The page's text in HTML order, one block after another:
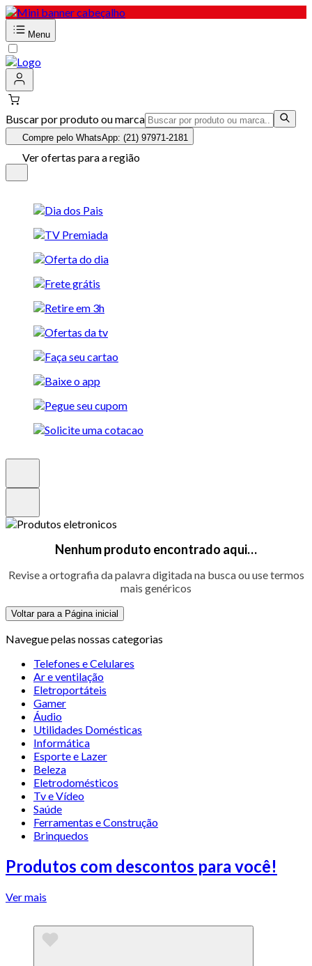
Menu
Buscar por produto ou marca
Compre pelo WhatsApp: (21) 97971-2181
Ver ofertas para a região
Nenhum produto encontrado aqui…
Revise a ortografia da palavra digitada na busca ou use termos
mais genéricos
Voltar para a Página inicial
Navegue pelas nossas categorias
Telefones e Celulares
Ar e ventilação
Eletroportáteis
Gamer
Áudio
Utilidades Domésticas
Informática
Esporte e Lazer
Beleza
Eletrodomésticos
Tv e Vídeo
Saúde
Ferramentas e Construção
Brinquedos
Produtos com descontos para você!
Ver mais